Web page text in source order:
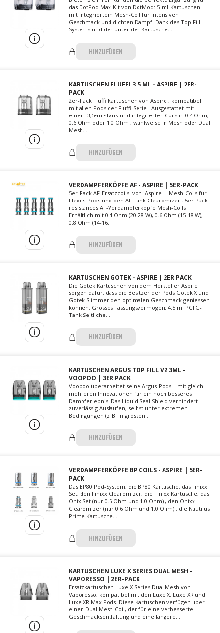
das DotPod Max-Kit von DotMod: 5-ml-Kartuschen
mit integriertem Mesh-Coil für intensiven
Geschmack und dichten Dampf. Dank des Top-Fill-
Systems und der unter der Kartusche...
HINZUFÜGEN
KARTUSCHEN FLUFFI 3.5 ML - ASPIRE | 2ER-
PACK
2er-Pack Fluffi Kartuschen von Aspire , kompatibel
mit allen Pods der Fluffi-Serie . Ausgestattet mit
einem 3,5‑ml‑Tank und integrierten Coils in 0.4 Ohm,
0.6 Ohm oder 1.0 Ohm , wahlweise in Mesh oder Dual
Mesh...
HINZUFÜGEN
VERDAMPFERKÖPFE AF - ASPIRE | 5ER-PACK
5er-Pack AF-Ersatzcoils von Aspire . Mesh-Coils für
Flexus-Pods und den AF Tank Clearomizer . 5er-Pack
résistances AF-Verdampferköpfe Mesh-Coils
Erhältlich mit 0.4 Ohm (20-28 W), 0.6 Ohm (15-18 W),
0.8 Ohm (14-16...
HINZUFÜGEN
KARTUSCHEN GOTEK - ASPIRE | 2ER PACK
Die Gotek Kartuschen von dem Hersteller Aspire
sorgen dafür, dass die Besitzer der Pods Gotek X und
Gotek S immer den optimalen Geschmack geniessen
können. Grosses Fassungsvermögen: 4.5 ml PCTG-
Tank Seitliche...
HINZUFÜGEN
KARTUSCHEN ARGUS TOP FILL V2 3ML -
VOOPOO | 3ER PACK
Voopoo überarbeitet seine Argus-Pods – mit gleich
mehreren Innovationen für ein noch besseres
Dampferlebnis. Das Liquid Seal Shield verhindert
zuverlässig Auslaufen, selbst unter extremen
Bedingungen (z. B. in grossen...
HINZUFÜGEN
VERDAMPFERKÖPFE BP COILS - ASPIRE | 5ER-
PACK
Das BP80 Pod-System, die BP80 Kartusche, das Finixx
Set, den Finixx Clearomizer, die Finixx Kartusche, das
Onix Set (nur 0.6 Ohm und 1.0 Ohm) , den Onixx
Clearomizer (nur 0.6 Ohm und 1.0 Ohm) , die Nautilus
Prime Kartusche...
HINZUFÜGEN
KARTUSCHEN LUXE X SERIES DUAL MESH -
VAPORESSO | 2ER-PACK
Ersatzkartuschen Luxe X Series Dual Mesh von
Vaporesso, kompatibel mit den Luxe X, Luxe XR und
Luxe XR Max Pods. Diese Kartuschen verfügen über
einen Dual Mesh-Coil, der für eine verbesserte
Geschmacksentfaltung und eine längere...